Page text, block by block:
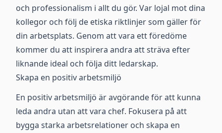
och professionalism i allt du gör. Var lojal mot dina
kollegor och följ de etiska riktlinjer som gäller för
din arbetsplats. Genom att vara ett föredöme
kommer du att inspirera andra att sträva efter
liknande ideal och följa ditt ledarskap.
Skapa en positiv arbetsmiljö
En positiv arbetsmiljö är avgörande för att kunna
leda andra utan att vara chef. Fokusera på att
bygga starka arbetsrelationer och skapa en